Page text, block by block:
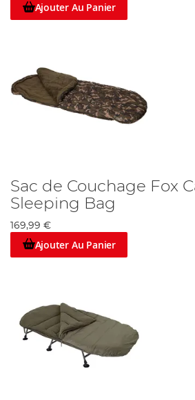
Ajouter Au Panier
Sac de Couchage Fox
Sleeping Bag
169,99 €
Ajouter Au Panier